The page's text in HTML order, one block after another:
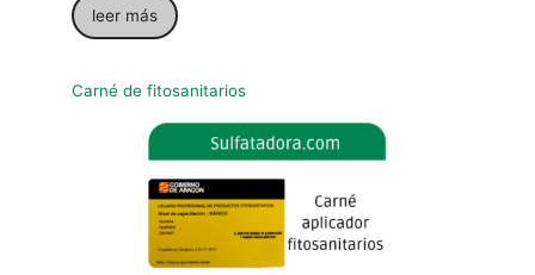
leer más
Carné de fitosanitarios